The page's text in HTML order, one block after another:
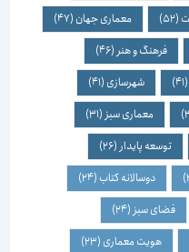
معماری جهان(47)
فرهنگ و هنر(46)
شهرسازی(41)
معماری سبز(31)
توسعه پایدار(26)
دوسالانه کتاب(24)
فضای سبز(24)
هویت معماری(23)